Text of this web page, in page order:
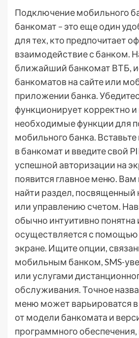
Подключение мобильного
банкомат – это еще один
для тех, кто предпочитает
взаимодействие с банком.
ближайший банкомат ВТБ,
банкоматов на сайте или
приложении банка.
функционирует корректно
необходимые функции для
мобильного банка.
в банкомат и введите свой
успешной авторизации на
появится главное меню.
найти раздел, посвященный
или управлению счетом.
обычно интуитивно понятна
осуществляется с помощью
экране. Ищите опции,
мобильным банком, SMS-
или услугами
обслуживания. Точное
меню может варьироватся
от модели банкомата и
программного обеспечения,